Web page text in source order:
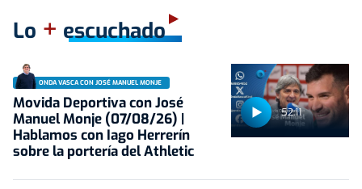
Lo + escuchado
52:11
ONDA VASCA CON JOSÉ MANUEL MONJE
Movida Deportiva con José
Manuel Monje (07/08/26) |
Hablamos con Iago Herrerín
sobre la portería del Athletic